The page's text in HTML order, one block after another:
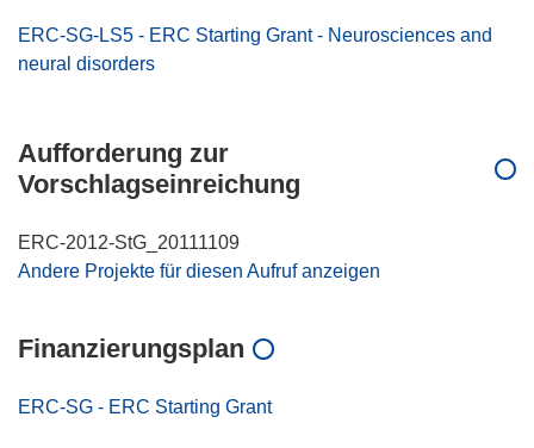
ERC-SG-LS5 - ERC Starting Grant - Neurosciences and
neural disorders
Aufforderung zur
Vorschlagseinreichung
ERC-2012-StG_20111109
Andere Projekte für diesen Aufruf anzeigen
Finanzierungsplan
ERC-SG - ERC Starting Grant